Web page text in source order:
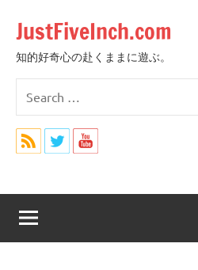
content
JustFiveInch.com
知的好奇心の赴くままに遊ぶ。
for: